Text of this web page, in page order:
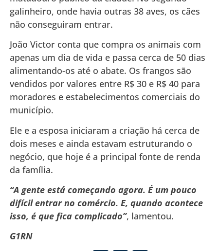
galinheiro, onde havia outras 38 aves, os cães
não conseguiram entrar.
João Victor conta que compra os animais com
apenas um dia de vida e passa cerca de 50 dias
alimentando-os até o abate. Os frangos são
vendidos por valores entre R$ 30 e R$ 40 para
moradores e estabelecimentos comerciais do
município.
Ele e a esposa iniciaram a criação há cerca de
dois meses e ainda estavam estruturando o
negócio, que hoje é a principal fonte de renda
da família.
“A gente está começando agora. É um pouco
difícil entrar no comércio. E, quando acontece
isso, é que fica complicado”, lamentou.
G1RN